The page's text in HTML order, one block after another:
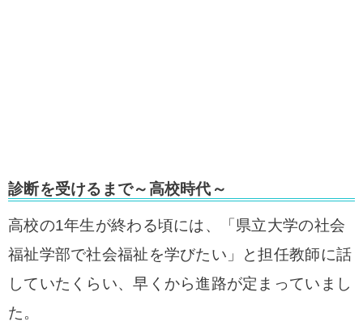
診断を受けるまで～高校時代 ～
高校の1年生が終わる頃には、「県立大学の社会
福祉学部で社会福祉を学びたい」と担任教師に話
していたくらい、早くから進路が定まっていまし
た。